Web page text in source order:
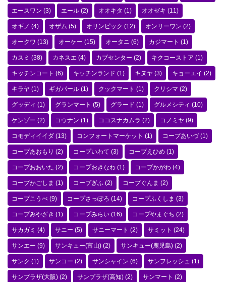
エースワン (3) エール (2) オオキタ (1) オオゼキ (11)
オギノ (4) オザム (5) オリンピック (12) オンリーワン (2)
オークワ (13) オーケー (15) オータニ (6) カジマート (1)
カスミ (38) カネスエ (4) カブセンター (2) キクコーストア (1)
キッチンコート (6) キッチンランド (1) キヌヤ (3) キョーエイ (2)
キラヤ (1) ギガパール (1) クックマート (1) クリシマ (2)
グッディ (1) グランマート (5) グラード (1) グルメシティ (10)
ケンゾー (2) コウナン (1) ココスナカムラ (2) コノミヤ (9)
コモディイイダ (13) コンフォートマーケット (1) コープあいづ(1)
コープあおもり (2) コープいわて (3) コープえひめ (1)
コープおおいた (2) コープおきなわ (1) コープかがわ (4)
コープかごしま (1) コープぎふ (2) コープぐんま (2)
コープこうべ (9) コープさっぽろ (14) コープふくしま (3)
コープみやざき (1) コープみらい (16) コープやまぐち (2)
サカガミ (4) サニー (5) サニーマート (2) サミット (24)
サンエー (9) サンキュー(富山) (2) サンキュー(鹿児島) (2)
サンク (1) サンコー (2) サンシャイン (6) サンフレッシュ (1)
サンプラザ(大阪) (2) サンプラザ(高知) (2) サンマート (2)